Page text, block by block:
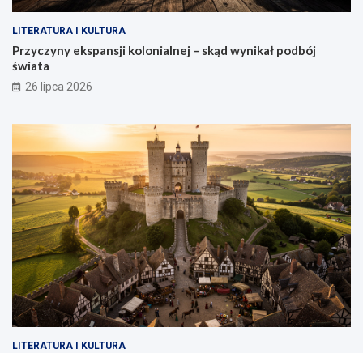
LITERATURA I KULTURA
Przyczyny ekspansji kolonialnej – skąd wynikał podbój
świata
26 lipca 2026
LITERATURA I KULTURA